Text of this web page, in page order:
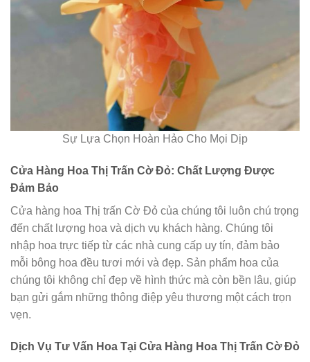
Sự Lựa Chọn Hoàn Hảo Cho Mọi Dịp
Cửa Hàng Hoa Thị Trấn Cờ Đỏ: Chất Lượng Được
Đảm Bảo
Cửa hàng hoa Thị trấn Cờ Đỏ của chúng tôi luôn chú trọng
đến chất lượng hoa và dịch vụ khách hàng. Chúng tôi
nhập hoa trực tiếp từ các nhà cung cấp uy tín, đảm bảo
mỗi bông hoa đều tươi mới và đẹp. Sản phẩm hoa của
chúng tôi không chỉ đẹp về hình thức mà còn bền lâu, giúp
bạn gửi gắm những thông điệp yêu thương một cách trọn
vẹn.
Dịch Vụ Tư Vấn Hoa Tại Cửa Hàng Hoa Thị Trấn Cờ Đỏ